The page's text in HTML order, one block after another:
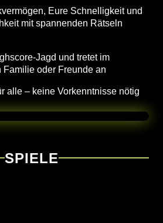
Eure Schnelligkeit und
mit spannenden Rätseln
Jagd und tretet im
Familie oder Freunde an
alle – keine Vorkenntnisse nötig
SPIELE